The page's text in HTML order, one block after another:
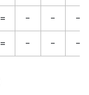
= - -
-
= - - -